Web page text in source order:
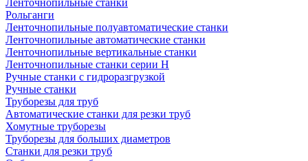
Ленточнопильные станки
Рольганги
Ленточнопильные полуавтоматические станки
Ленточнопильные автоматические станки
Ленточнопильные вертикальные станки
Ленточнопильные станки серии H
Ручные станки с гидроразгрузкой
Ручные станки
Труборезы для труб
Автоматические станки для резки труб
Хомутные труборезы
Труборезы для больших диаметров
Станки для резки труб